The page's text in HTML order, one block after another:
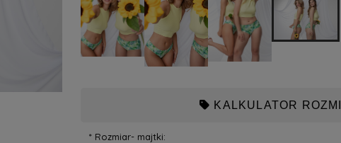
KALKULATOR
*Rozmiar- majtki: